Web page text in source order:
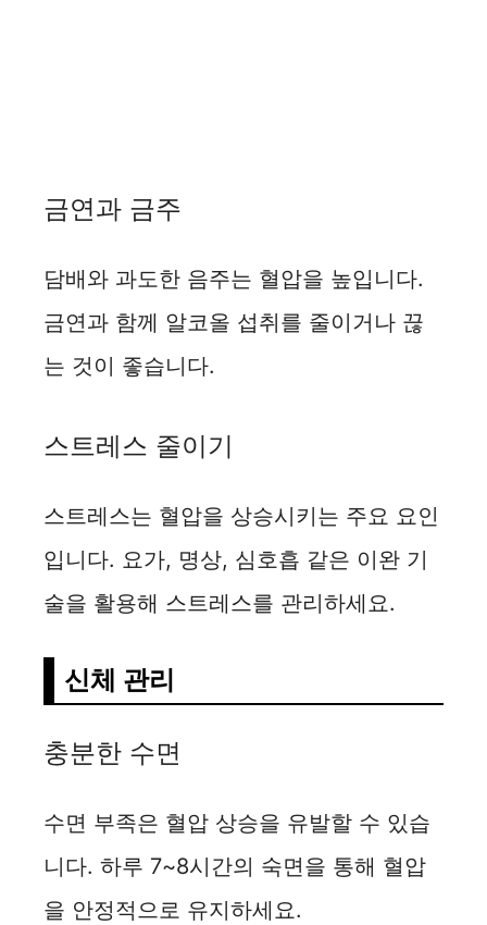
금연과 금주
담배와 과도한 음주는 혈압을 높입니다.
금연과 함께 알코올 섭취를 줄이거나 끊
는 것이 좋습니다.
스트레스 줄이기
스트레스는 혈압을 상승시키는 주요 요인
입니다. 요가, 명상, 심호흡 같은 이완 기
술을 활용해 스트레스를 관리하세요.
신체 관리
충분한 수면
수면 부족은 혈압 상승을 유발할 수 있습
니다. 하루 7~8시간의 숙면을 통해 혈압
을 안정적으로 유지하세요.